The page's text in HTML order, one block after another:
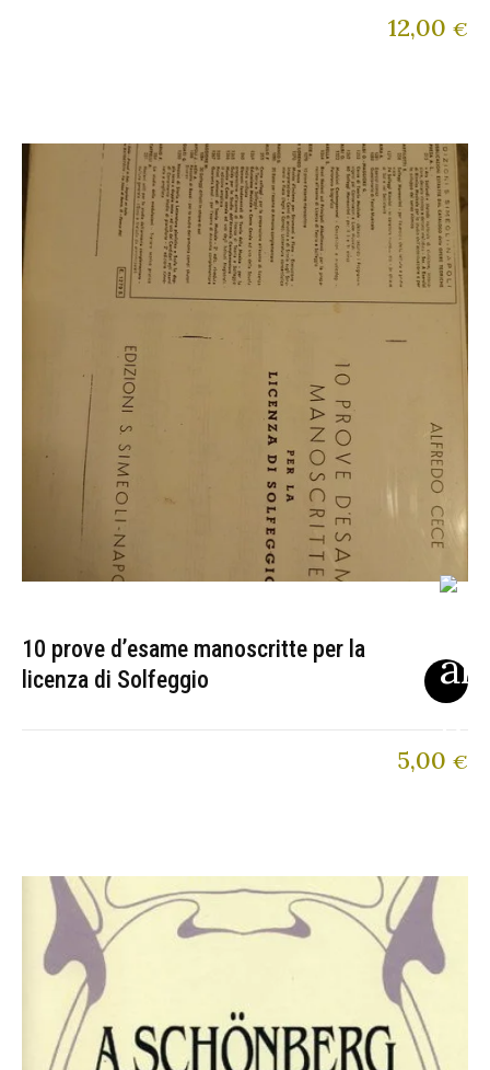
12,00 €
10 prove d’esame manoscritte per la
licenza di Solfeggio
5,00 €